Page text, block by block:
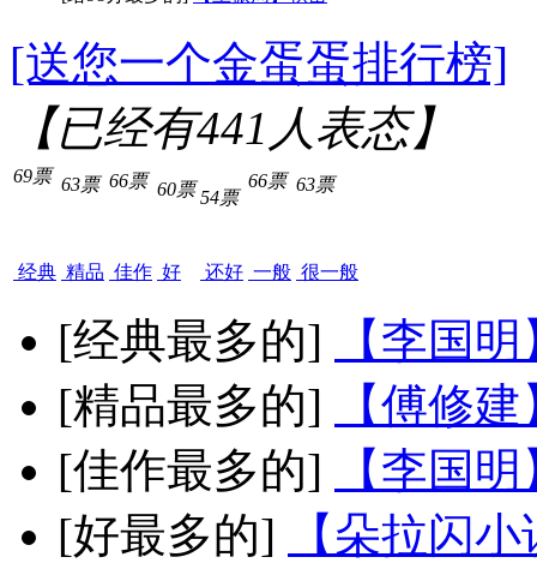
[送您一个金蛋蛋排行榜]
【已经有441 人表态】
69票
经典
63票
精品
66票
佳作
60票
好
54票
还好
66票
一般
63票
很一般
[经典最多的]
【李国
[精品最多的]
【傅修
[佳作最多的]
【李国
[好最多的]
【朵拉闪